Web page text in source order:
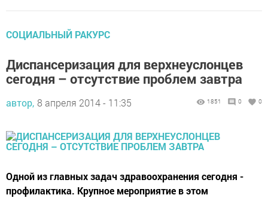
СОЦИАЛЬНЫЙ РАКУРС
Диспансеризация для верхнеуслонцев
сегодня – отсутствие проблем завтра
автор, 8 апреля 2014 - 11:35 1851 0 0
Одной из главных задач здравоохранения сегодня -
профилактика. Крупное мероприятие в этом